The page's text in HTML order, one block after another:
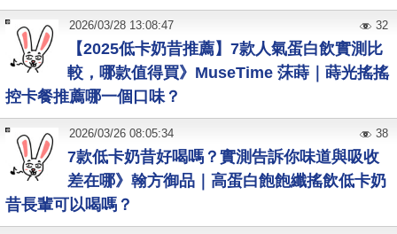
【2025低卡奶昔推薦】7款人氣蛋白飲實測比
較，哪款值得買》MuseTime 莯蒔｜蒔光搖搖
控卡餐推薦哪一個口味？
2026/03/28 13:08:47 32
7款低卡奶昔好喝嗎？實測告訴你味道與吸收
差在哪》翰方御品｜高蛋白飽飽纖搖飲低卡奶
昔長輩可以喝嗎？
2026/03/26 08:05:34 38